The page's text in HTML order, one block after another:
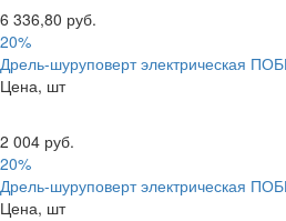
6 336,80 руб.
20%
Дрель-шуруповерт электрическая
Цена, шт
2 004 руб.
20%
Дрель-шуруповерт электрическая
Цена, шт